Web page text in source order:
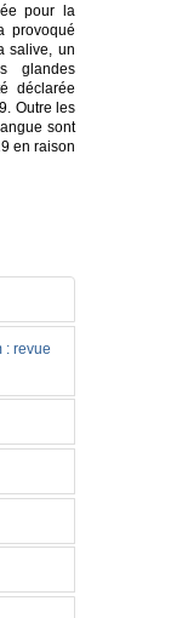
pour la
provoqué
salive, un
glandes
déclarée
Outre les
sont
en raison
: revue